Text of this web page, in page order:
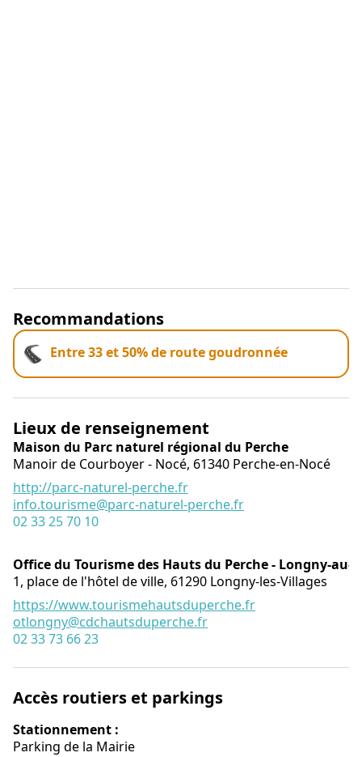
Recommandations
Entre 33 et 50% de route goudronnée
Lieux de renseignement
Maison du Parc naturel régional du Perche
Manoir de Courboyer - Nocé, 61340 Perche-en-Nocé
http://parc-naturel-perche.fr
info.tourisme@parc-naturel-perche.fr
02 33 25 70 10
Office du Tourisme des Hauts du Perche - Longny-au-
1, place de l'hôtel de ville, 61290 Longny-les-Villages
https://www.tourismehautsduperche.fr
otlongny@cdchautsduperche.fr
02 33 73 66 23
Accès routiers et parkings
Stationnement :
Parking de la Mairie